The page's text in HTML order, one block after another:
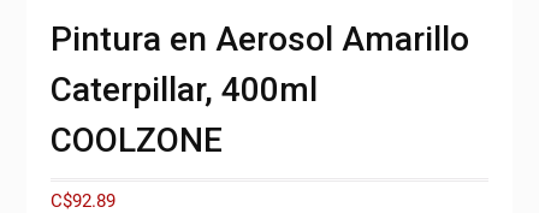
Pintura en Aerosol Amarillo
Caterpillar, 400ml
COOLZONE
C$92.89